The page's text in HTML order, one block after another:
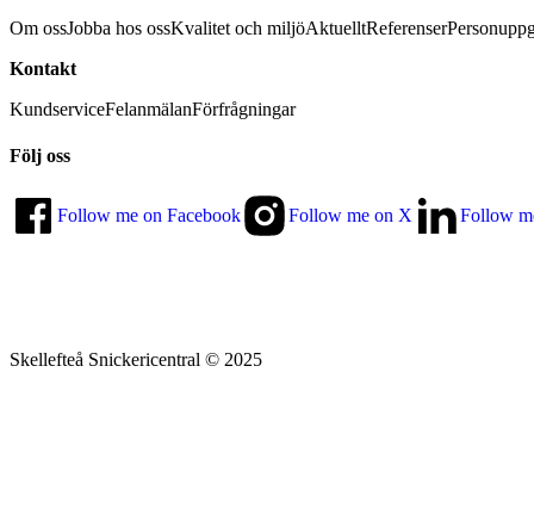
Om ossJobba hos ossKvalitet och miljöAktuelltReferenser
Kontakt
KundserviceFelanmälanFörfrågningar
Följ oss
Follow me on Facebook Follow me on X Follow
Skellefteå Snickericentral © 2025